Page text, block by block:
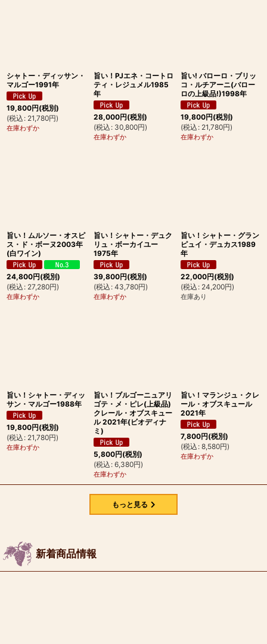
シャトー・ディッサン・
マルゴー1991年
19,800円(税別)
(税込 : 21,780円)
在庫わずか
旨い！PJエネ・コートロ
ティ・レジュメル1985
年
28,000円(税別)
(税込 : 30,800円)
在庫わずか
旨い! バローロ・ブリッ
コ・ルチアーニ(バロー
ロの上級品!)1998年
19,800円(税別)
(税込 : 21,780円)
在庫わずか
旨い！ムルソー・オスピ
ス・ド・ボーヌ2003年
(白ワイン)
24,800円(税別)
(税込 : 27,280円)
在庫わずか
旨い！シャトー・デュク
リュ・ボーカイユー
1975年
39,800円(税別)
(税込 : 43,780円)
在庫わずか
旨い！シャトー・グラン
ピュイ・デュカス1989
年
22,000円(税別)
(税込 : 24,200円)
在庫あり
旨い！シャトー・ディッ
サン・マルゴー1988年
19,800円(税別)
(税込 : 21,780円)
在庫わずか
旨い！ブルゴーニュアリ
ゴテ・メ・ピレ(上級品)
クレール・オブスキュー
ル 2021年(ビオディナ
ミ)
5,800円(税別)
(税込 : 6,380円)
在庫わずか
旨い！マランジュ・クレ
ール・オブスキュール
2021年
7,800円(税別)
(税込 : 8,580円)
在庫わずか
もっと見る
新着商品情報